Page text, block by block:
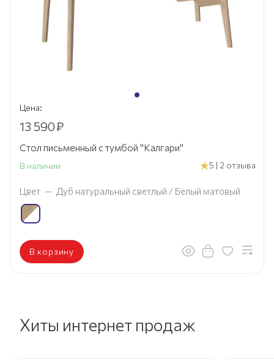
Цена:
13 590₽
Стол письменный с тумбой "Калгари"
В наличии 5 | 2 отзыва
Цвет — Дуб натуральный светлый / Белый матовый
В корзину
Хиты интернет продаж